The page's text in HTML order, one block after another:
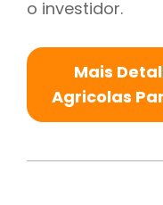
o investidor.
Mais
Agricolas